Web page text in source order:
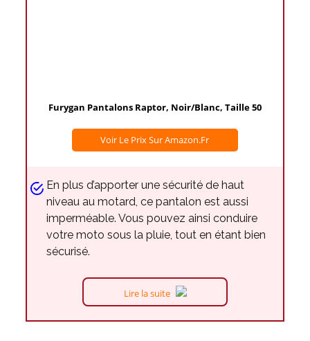
Furygan Pantalons Raptor, Noir/Blanc, Taille 50
Voir Le Prix Sur Amazon.fr
En plus d’apporter une sécurité de haut
niveau au motard, ce pantalon est aussi
imperméable. Vous pouvez ainsi conduire
votre moto sous la pluie, tout en étant bien
sécurisé.
Lire la suite